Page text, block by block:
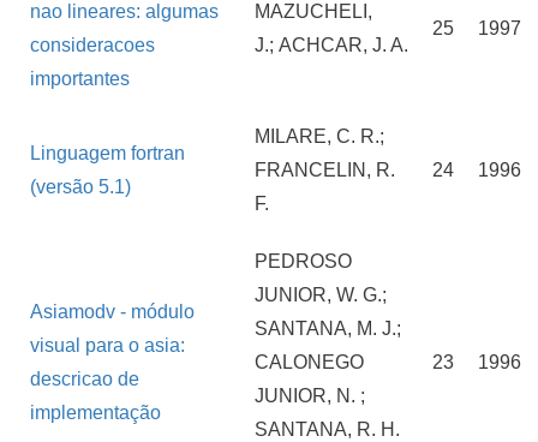
nao lineares: algumas
consideracoes
importantes
MAZUCHELI,
J.; ACHCAR, J. A.
25 1997
Linguagem fortran
(versão 5.1)
MILARE, C. R.;
FRANCELIN, R.
F.
24 1996
Asiamodv - módulo
visual para o asia:
descricao de
implementação
PEDROSO
JUNIOR, W. G.;
SANTANA, M. J.;
CALONEGO
JUNIOR, N. ;
SANTANA, R. H.
23 1996